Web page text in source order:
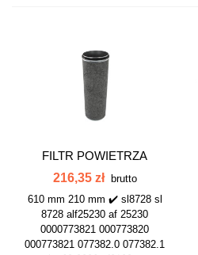
FILTR POWIETRZA
WEWNĘTRZNY CLAAS...
216,35 zł
brutto
610 mm 210 mm ✔️ sl8728 sl
8728 alf25230 af 25230
0000773821 000773820
000773821 077382.0 077382.1